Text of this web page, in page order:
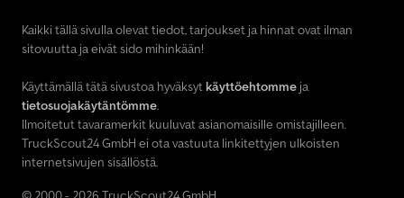
Kaikki tällä sivulla olevat tiedot, tarjoukset ja hinnat ovat ilman
sitovuutta ja eivät sido mihinkään!
Käyttämällä tätä sivustoa hyväksyt käyttöehtomme ja
tietosuojakäytäntömme.
Ilmoitetut tavaramerkit kuuluvat asianomaisille omistajilleen.
TruckScout24 GmbH ei ota vastuuta linkitettyjen ulkoisten
internetsivujen sisällöstä.